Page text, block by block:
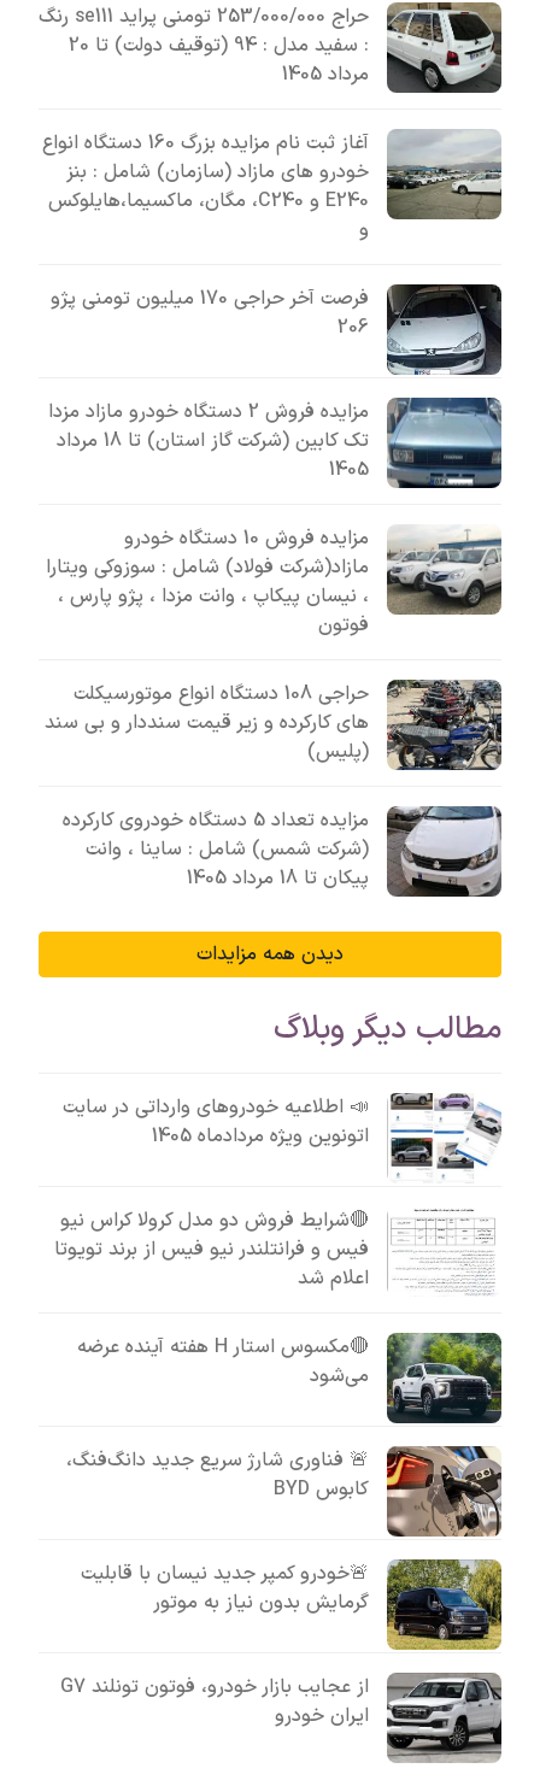
حراج 253/000/000 تومنی پراید se111 رنگ
: سفید مدل : 94 (توقیف دولت) تا 20
مرداد 1405
آغاز ثبت نام مزایده بزرگ 160 دستگاه انواع
خودرو های مازاد (سازمان) شامل : بنز
E240 و C240، مگان، ماکسیما،هایلوکس
و
فرصت آخر حراجی 170 میلیون تومنی پژو
206
مزایده فروش 2 دستگاه خودرو مازاد مزدا
تک کابین (شرکت گاز استان) تا 18 مرداد
1405
مزایده فروش 10 دستگاه خودرو
مازاد(شرکت فولاد) شامل : سوزوکی ویتارا
، نیسان پیکاپ ، وانت مزدا ، پژو پارس ،
فوتون
حراجی 108 دستگاه انواع موتورسیکلت
های کارکرده و زیر قیمت سنددار و بی سند
(پلیس)
مزایده تعداد 5 دستگاه خودروی کارکرده
(شرکت شمس) شامل : ساینا ، وانت
پیکان تا 18 مرداد 1405
دیدن همه مزایدات
مطالب دیگر وبلاگ
📣 اطلاعیه خودروهای وارداتی در سایت
اتونوین ویژه مردادماه 1405
🔴شرایط فروش دو مدل کرولا کراس نیو
فیس و فرانتلندر نیو فیس از برند تویوتا
اعلام شد
🔴مکسوس استار H هفته آینده عرضه
می‌شود
🚨 فناوری شارژ سریع جدید دانگ‌فنگ،
کابوس BYD
🚨خودرو کمپر جدید نیسان با قابلیت
گرمایش بدون نیاز به موتور
از عجایب بازار خودرو، فوتون تونلند G7
ایران خودرو